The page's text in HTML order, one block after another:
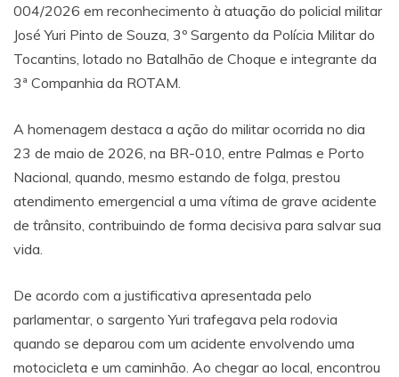
004/2026 em reconhecimento à atuação do policial militar
José Yuri Pinto de Souza, 3º Sargento da Polícia Militar do
Tocantins, lotado no Batalhão de Choque e integrante da
3ª Companhia da ROTAM.
A homenagem destaca a ação do militar ocorrida no dia
23 de maio de 2026, na BR-010, entre Palmas e Porto
Nacional, quando, mesmo estando de folga, prestou
atendimento emergencial a uma vítima de grave acidente
de trânsito, contribuindo de forma decisiva para salvar sua
vida.
De acordo com a justificativa apresentada pelo
parlamentar, o sargento Yuri trafegava pela rodovia
quando se deparou com um acidente envolvendo uma
motocicleta e um caminhão. Ao chegar ao local, encontrou